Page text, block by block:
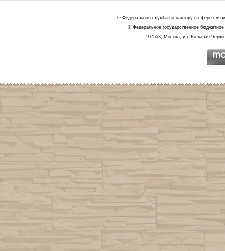
© Федеральная служба по надзору в сфере
© Федеральное государственное
107553, Москва, ул. Большая